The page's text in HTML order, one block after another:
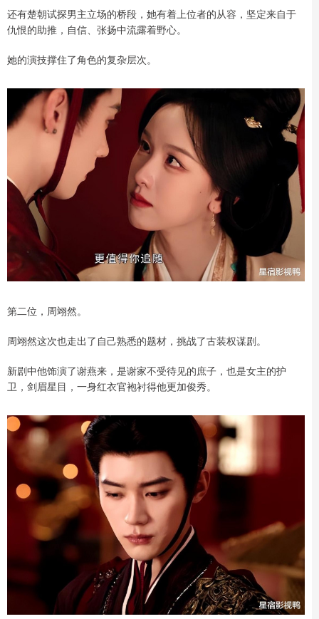
还有楚朝试探男主立场的桥段，她有着上位者的从容，坚定来自于
仇恨的助推，自信、张扬中流露着野心。
她的演技撑住了角色的复杂层次。
第二位，周翊然。
周翊然这次也走出了自己熟悉的题材，挑战了古装权谋剧。
新剧中他饰演了谢燕来，是谢家不受待见的庶子，也是女主的护
卫，剑眉星目，一身红衣官袍衬得他更加俊秀。